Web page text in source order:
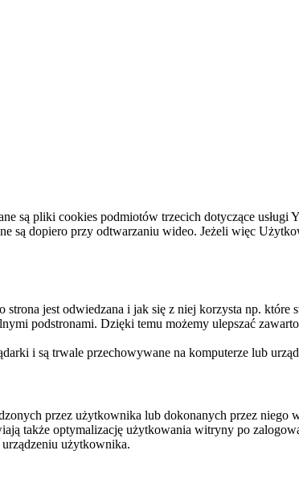
są pliki cookies podmiotów trzecich dotyczące usługi
dopiero przy odtwarzaniu wideo. Jeżeli więc
jest odwiedzana i jak się z niej korzysta np. które
podstronami. Dzięki temu możemy ulepszać
i są trwale przechowywane na komputerze lub
przez użytkownika lub dokonanych przez niego
także optymalizację użytkowania witryny po
użytkownika.